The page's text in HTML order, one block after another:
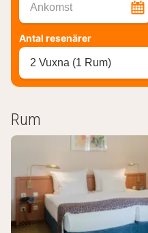
Ankomst
Antal resenärer
2 Vuxna (1 Rum)
Rum